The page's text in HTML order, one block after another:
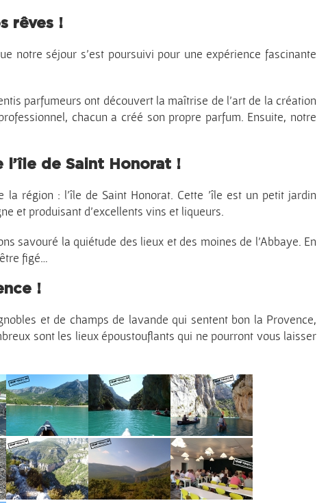
rêves !
notre séjour s’est poursuivi pour une expérience fascinante
parfumeurs ont découvert la maîtrise de l’art de la création
chacun a créé son propre parfum. Ensuite, notre
l’île de Saint Honorat !
région : l’île de Saint Honorat. Cette ’île est un petit jardin
et produisant d’excellents vins et liqueurs.
savouré la quiétude des lieux et des moines de l’Abbaye. En
figé…
!
et de champs de lavande qui sentent bon la Provence,
sont les lieux époustouflants qui ne pourront vous laisser